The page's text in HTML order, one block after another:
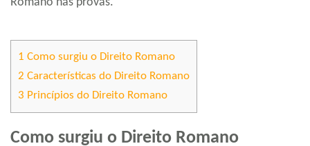
1 Como surgiu o Direito Romano
2 Características do Direito Romano
3 Princípios do Direito Romano
Como surgiu o Direito Romano